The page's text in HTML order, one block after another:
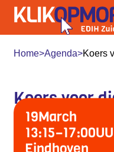
Home>Agenda>Koers
Koers voor
19March
13:15–17:00